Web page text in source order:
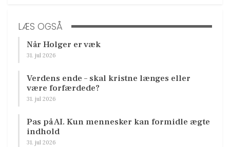
LÆS OGSÅ
Når Holger er væk
31. jul 2026
Verdens ende – skal kristne længes eller
være forfærdede?
31. jul 2026
Pas på AI. Kun mennesker kan formidle ægte
indhold
31. jul 2026